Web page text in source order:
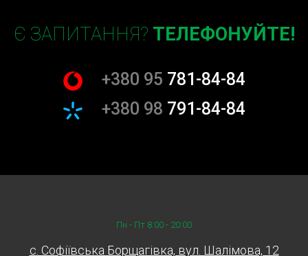
Є ЗАПИТАННЯ? ТЕЛЕФОНУЙТЕ!
+380 95 781-84-84
+380 98 791-84-84
Пн - Пт 8:00 - 20:00
c. Софіївська Борщагівка, вул. Шалімова, 12